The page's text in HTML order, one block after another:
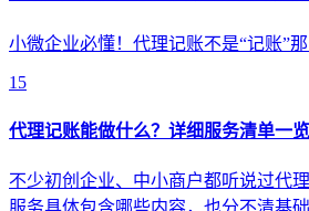
小微企业必懂！代理记账不是“记账”
15
代理记账能做什么？详细服务清单一览
不少初创企业、中小商户都听说过代